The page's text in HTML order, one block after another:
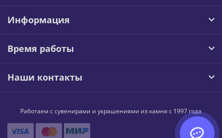
Информация
Время работы
Наши контакты
Работаем с сувенирами и украшениями из камня с 1997 года